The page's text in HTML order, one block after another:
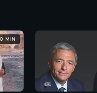
MIN